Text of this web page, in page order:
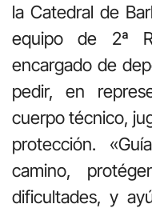
la Catedral de
equipo de 2ª
encargado de
pedir, en
cuerpo técnico,
protección.
camino,
dificultades, y